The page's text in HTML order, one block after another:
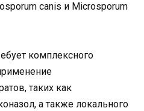
canis и Microsporum
комплексного
таких как
а также локального